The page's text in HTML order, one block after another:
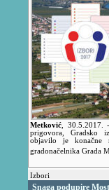
Metković 30.5.2017.
prigovora, Gradsko
objavilo je konačne
gradonačelnika Grada
Izbori
Snaga podupire